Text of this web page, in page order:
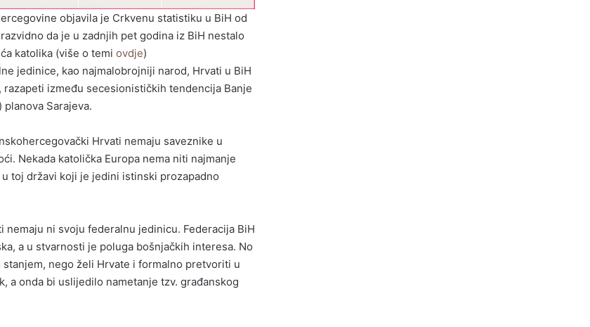
objavila je Crkvenu statistiku u BiH od
da je u zadnjih pet godina iz BiH nestalo
katolika (više o temi ovdje)
jedinice, kao najmalobrojniji narod, Hrvati u BiH
između secesionističkih tendencija Banje
Sarajeva.
Hrvati nemaju saveznike u
Nekada katolička Europa nema niti najmanje
toj državi koji je jedini istinski prozapadno
nemaju ni svoju federalnu jedinicu. Federacija BiH
a u stvarnosti je poluga bošnjačkih interesa. No
nego želi Hrvate i formalno pretvoriti u
a onda bi uslijedilo nametanje tzv. građanskog